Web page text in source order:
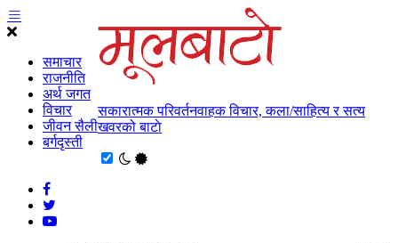
समाचार
राजनीति
अर्थ जगत
विचार
जीवन सैली
बर्गदृस्ती
सकारात्मक परिवर्तनवाहक विचार, कला/साहित्य र सत्य
खवरको बाटाे